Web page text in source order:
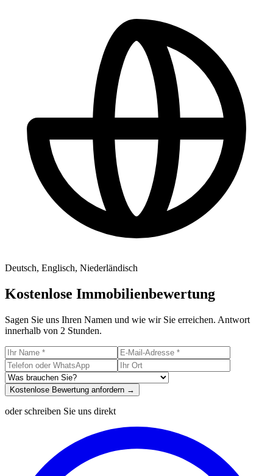
Deutsch, Englisch, Niederländisch
Kostenlose Immobilienbewertung
Sagen Sie uns Ihren Namen und wie wir Sie erreichen. Antwort
innerhalb von 2 Stunden.
Kostenlose Bewertung anfordern →
oder schreiben Sie uns direkt